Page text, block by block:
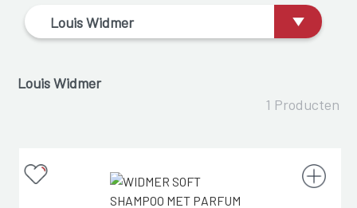
Louis Widmer
Louis Widmer
1 Producten